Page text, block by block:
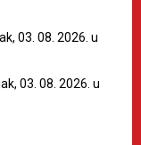
03. 08. 2026. u
03. 08. 2026. u